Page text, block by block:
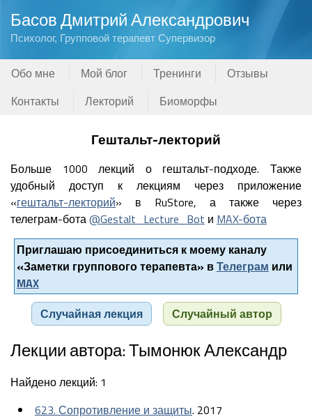
Басов Дмитрий Александрович
Психолог, Групповой терапевт Супервизор
Обо мне Мой блог Тренинги
Отзывы
Контакты
Лекторий Биоморфы
Гештальт-лекторий
Больше 1000 лекций о гештальт-подходе. Также
удобный доступ к лекциям через приложение
«гештальт-лекторий» в RuStore, а также через
телеграм-бота@Gestalt_Lecture_Bot и MAX-бота
Приглашаю присоединиться к моему каналу
«Заметки группового терапевта» вТелеграм или
MAX
Случайная лекция
Случайный автор
Лекции автора: Тымонюк Александр
Найдено лекций: 1
623. Сопротивление и защиты. 2017